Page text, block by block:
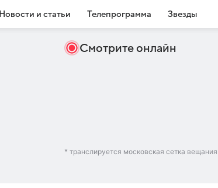
Новости и статьи Телепрограмма Звезды
Смотрите онлайн
* транслируется московская сетка вещания